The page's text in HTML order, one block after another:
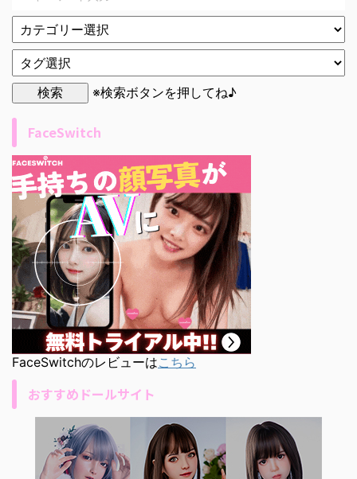
※検索ボタンを押してね♪
FaceSwitch
FaceSwitchのレビューはこちら
おすすめドールサイト